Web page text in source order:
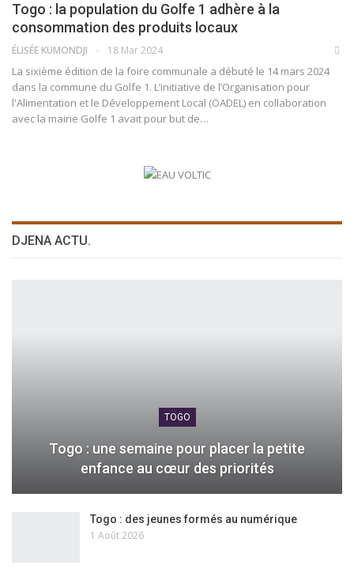
Togo : la population du Golfe 1 adhère à la
consommation des produits locaux
ÉLISÉE KUMONDJI 18 Mar 2024
La sixième édition de la foire communale a débuté le 14 mars 2024
dans la commune du Golfe 1. L’initiative de l’Organisation pour
l'Alimentation et le Développement Local (OADEL) en collaboration
avec la mairie Golfe 1 avait pour but de…
DJENA ACTU.
TOGO
Togo : une semaine pour placer la petite
enfance au cœur des priorités
Togo : des jeunes formés au numérique
1 Août 2026